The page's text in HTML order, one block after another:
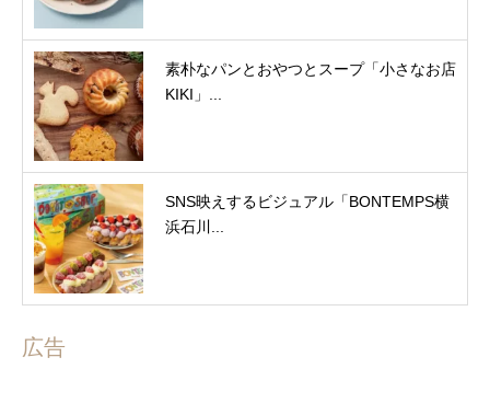
素朴なパンとおやつとスープ「小さなお店
KIKI」...
SNS映えするビジュアル「BONTEMPS横
浜石川...
広告